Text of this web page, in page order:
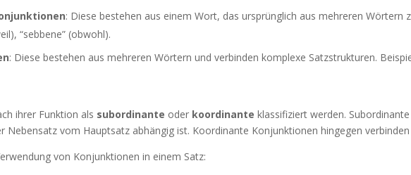
: Diese bestehen aus einem Wort, das ursprünglich aus mehreren Wörtern
“sebbene” (obwohl).
: Diese bestehen aus mehreren Wörtern und verbinden komplexe Satzstrukturen.
ihrer Funktion als subordinante oder koordinante klassifiziert werden.
Nebensatz vom Hauptsatz abhängig ist. Koordinante Konjunktionen hingegen
von Konjunktionen in einem Satz: